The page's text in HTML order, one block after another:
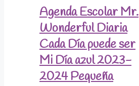
Agenda Escolar Mr.
Wonderful Diaria
Cada Día puede ser
Mi Día azul 2023-
2024 Pequeña